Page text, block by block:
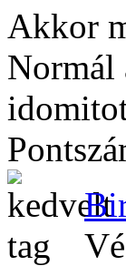
Akkor
Normál